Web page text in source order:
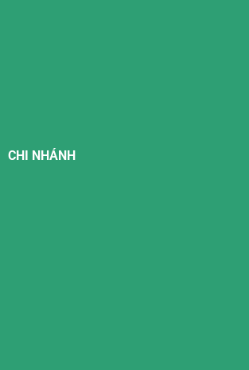
CHI NHÁNH